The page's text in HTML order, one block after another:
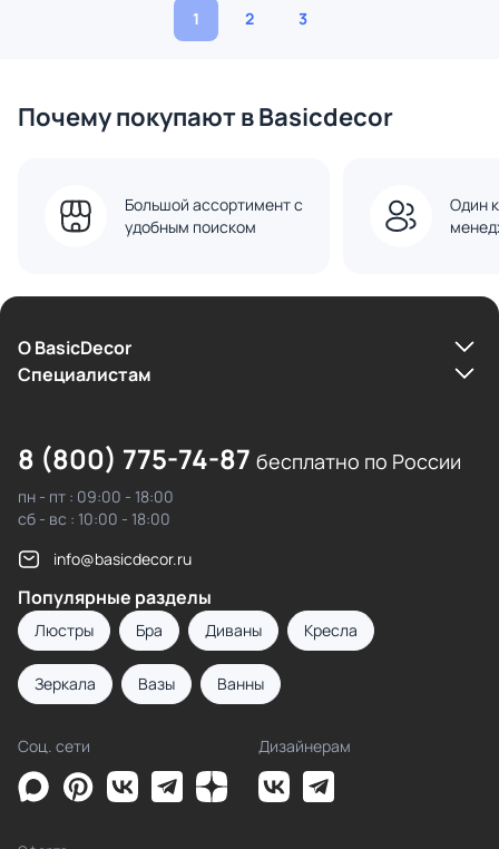
1 2 3
Почему покупают в Basicdecor
Большой ассортимент с
удобным поиском
Один
О BasicDecor
Cпециалистам
8 (800) 775-74-87 бесплатно по России
пн - пт : 09:00 - 18:00
сб - вс : 10:00 - 18:00
info@basicdecor.ru
Популярные разделы
Люстры Бра Диваны Кресла
Зеркала Вазы Ванны
Соц. сети Дизайнерам